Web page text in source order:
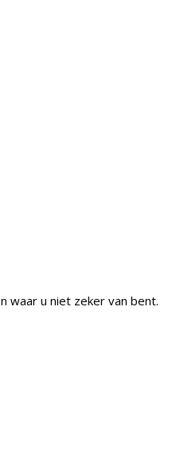
waar u niet zeker van bent.